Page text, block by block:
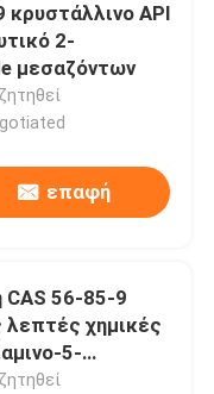
κρυστάλλινο API
2-
μεσαζόντων
επαφή
CAS 56-85-9
λεπτές χημικές
5-